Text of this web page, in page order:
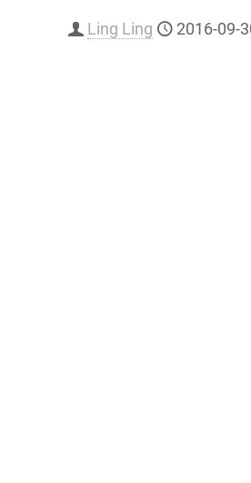
Ling Ling 2016-09-